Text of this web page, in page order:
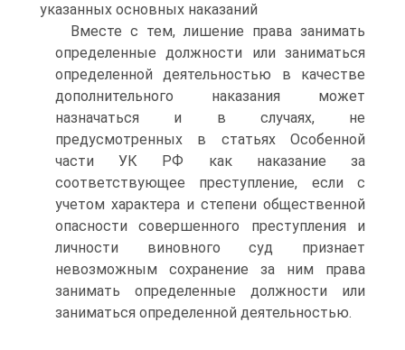
указанных основных наказаний
Вместе с тем, лишение права занимать
определенные должности или заниматься
определенной деятельностью в качестве
дополнительного наказания может
назначаться и в случаях, не
предусмотренных в статьях Особенной
части УК РФ как наказание за
соответствующее преступление, если с
учетом характера и степени общественной
опасности совершенного преступления и
личности виновного суд признает
невозможным сохранение за ним права
занимать определенные должности или
заниматься определенной деятельностью.